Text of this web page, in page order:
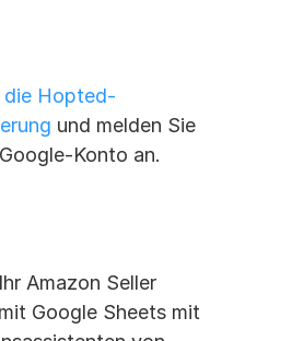
die Hopted-
und melden Sie
Konto an.
Amazon Seller
Google Sheets mit